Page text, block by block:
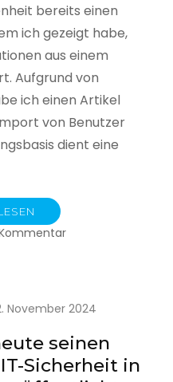
bereits einen
ich gezeigt habe,
aus einem
Aufgrund von
ich einen Artikel
von Benutzer
dient eine
zu
aus
CSV
erstellen
November 2024
seinen
Sicherheit in